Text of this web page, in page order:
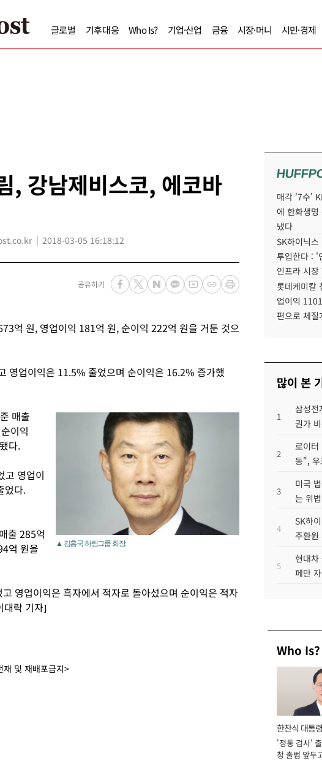
글로벌 기후대응 Who Is? 기업·산업 금융 시장·머니 시민·경제
, 강남제비스코, 에코바
2018-03-05 16:18:12
공유하기
억 원, 영업이익 181억 원, 순이익 222억 원을 거둔 것으
영업이익은 11.5% 줄었으며 순이익은 16.2% 증가했
▲ 김홍국 하림그룹 회장.
매출
이익
다.
고 영업이
었다.
출 285억
억 원을
영업이익은 흑자에서 적자로 돌아섰으며 순이익은 적자
대락 기자]
재 및 재배포금지>
매각 '7수'
에 한화생명
냈다
SK하이닉
투입한다 : '
인프라 시장
롯데케미칼
업이익
편으로 체질
많이 본
1
삼성전
권가
2
로이터
동", 우
3
미국
는 위
4
SK하
주환원
5
현대차
페만
Who Is?
한찬식 대통
서관
'정통 검사'
청 출범 앞두